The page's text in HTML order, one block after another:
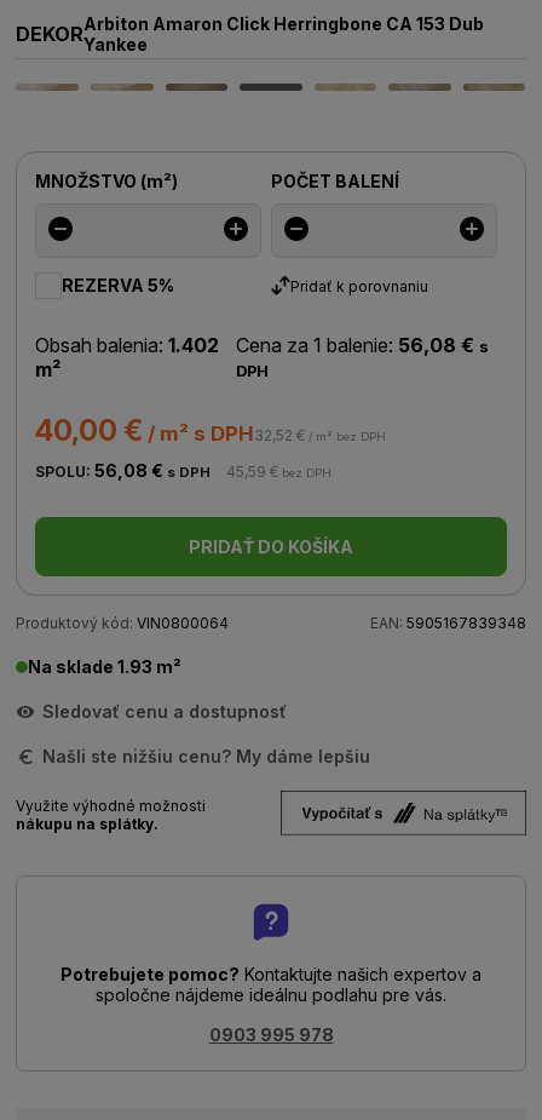
DEKORArbiton Amaron Click Herringbone CA 153 Dub
Yankee
MNOŽSTVO (m²) POČET BALENÍ
REZERVA 5% Pridať k porovnaniu
Obsah balenia: 1.402
m²
Cena za 1 balenie: 56,08 € s
DPH
40,00 € / m² s DPH32,52 € / m² bez DPH
SPOLU:56,08 € s DPH 45,59 € bez DPH
PRIDAŤ DO KOŠÍKA
Produktový kód: VIN0800064 EAN: 5905167839348
Na sklade 1.93 m²
Sledovať cenu a dostupnosť
Našli ste nižšiu cenu? My dáme lepšiu
Využite výhodné možnosti
nákupu na splátky.
Potrebujete pomoc? Kontaktujte našich expertov a
spoločne nájdeme ideálnu podlahu pre vás.
0903 995 978